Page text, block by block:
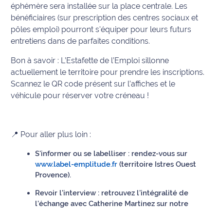
Ecouter
et voir
Maritima
sommes
nous ?
Devenir
Recrutement
Mention
légales
générales
d'utilisation du
éphémère sera installée sur la place centrale. Les
bénéficiaires (sur prescription des centres sociaux et
pôles emploi) pourront s'équiper pour leurs futurs
entretiens dans de parfaites conditions.
Bon à savoir : L’Estafette de l’Emploi sillonne
actuellement le territoire pour prendre les inscriptions.
Scannez le QR code présent sur l’affiches et le
véhicule pour réserver votre créneau !
📍 Pour aller plus loin :
S'informer ou se labelliser : rendez-vous sur
www.label-emplitude.fr (territoire Istres Ouest
Provence).
Revoir l'interview : retrouvez l’intégralité de
l’échange avec Catherine Martinez sur notre